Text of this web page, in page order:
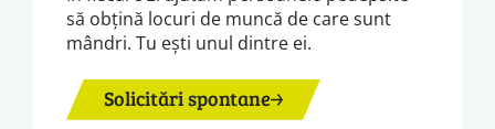
să obțină locuri de muncă de care sunt
mândri. Tu ești unul dintre ei.
Solicitări spontane